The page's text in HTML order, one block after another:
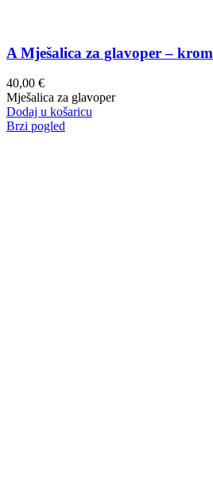
A Mješalica za glavoper – krom
40,00 €
Mješalica za glavoper
Dodaj u košaricu
Brzi pogled